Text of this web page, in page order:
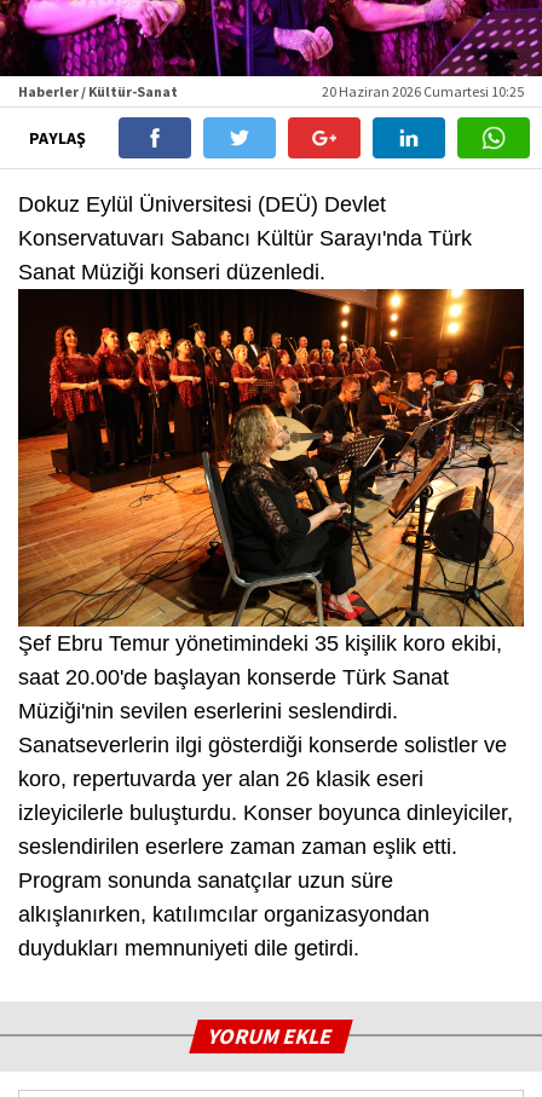
Haberler / Kültür-Sanat 20 Haziran 2026 Cumartesi 10:25
PAYLAŞ
Dokuz Eylül Üniversitesi (DEÜ) Devlet
Konservatuvarı Sabancı Kültür Sarayı'nda Türk
Sanat Müziği konseri düzenledi.
Şef Ebru Temur yönetimindeki 35 kişilik koro ekibi,
saat 20.00'de başlayan konserde Türk Sanat
Müziği'nin sevilen eserlerini seslendirdi.
Sanatseverlerin ilgi gösterdiği konserde solistler ve
koro, repertuvarda yer alan 26 klasik eseri
izleyicilerle buluşturdu. Konser boyunca dinleyiciler,
seslendirilen eserlere zaman zaman eşlik etti.
Program sonunda sanatçılar uzun süre
alkışlanırken, katılımcılar organizasyondan
duydukları memnuniyeti dile getirdi.
YORUM EKLE